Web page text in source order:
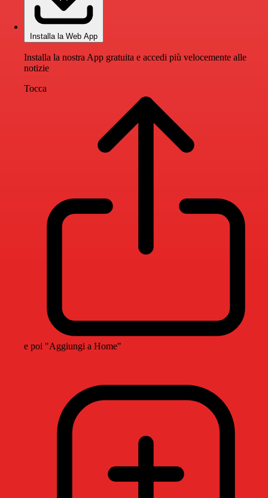
Installa la Web App
Installa la nostra App gratuita e accedi più velocemente alle
notizie
Tocca
e poi "Aggiungi a Home"